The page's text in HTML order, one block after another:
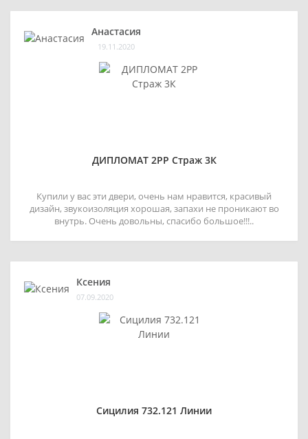
Анастасия
19.11.2020
ДИПЛОМАТ 2РР Страж 3К
Купили у вас эти двери, очень нам нравится, красивый
дизайн, звукоизоляция хорошая, запахи не проникают во
внутрь. Очень довольны, спасибо большое!!!..
Ксения
07.09.2020
Сицилия 732.121 Линии